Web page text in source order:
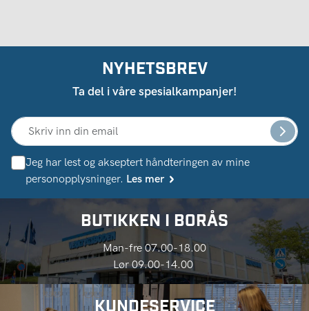
NYHETSBREV
Ta del i våre spesialkampanjer!
Jeg har lest og akseptert håndteringen av mine
personopplysninger. Les mer
BUTIKKEN I BORÅS
Man-fre 07.00-18.00
Lør 09.00-14.00
KUNDESERVICE